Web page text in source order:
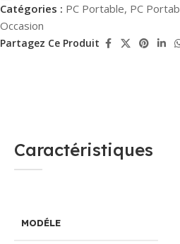
Catégories : PC Portable, PC
Occasion
Partagez Ce Produit
Caractéristiques
MODÉLE